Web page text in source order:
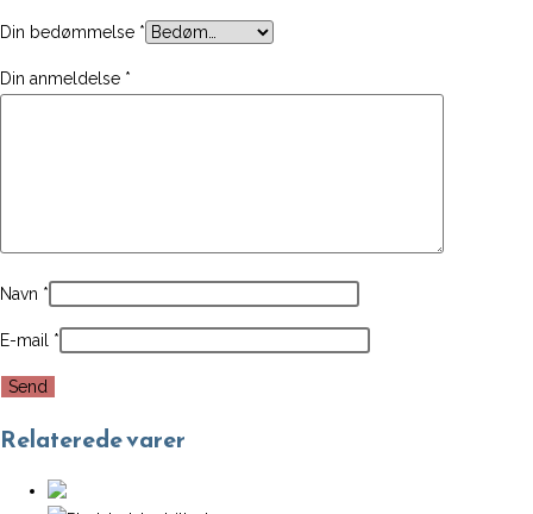
Din bedømmelse *
Din anmeldelse *
Navn *
E-mail *
Relaterede varer